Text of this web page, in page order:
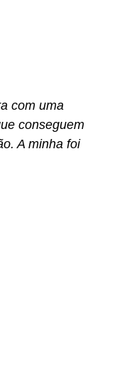
com uma
conseguem
A minha foi